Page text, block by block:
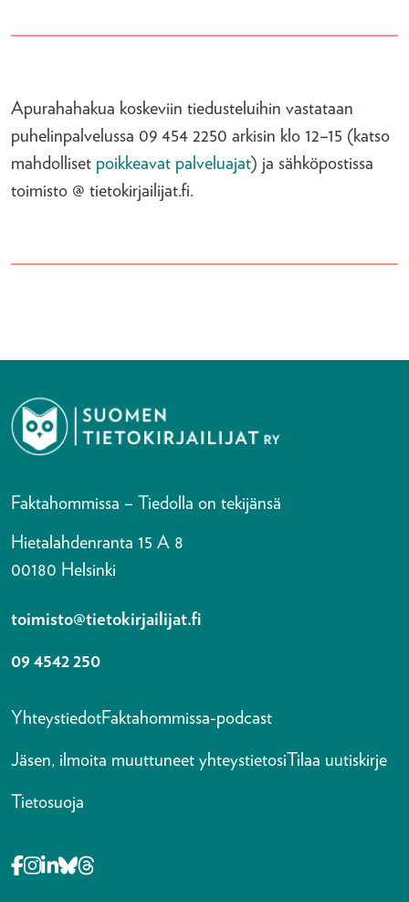
Apurahahakua koskeviin tiedusteluihin vastataan
puhelinpalvelussa 09 454 2250 arkisin klo 12–15 (katso
mahdolliset poikkeavat palveluajat) ja sähköpostissa
toimisto @ tietokirjailijat.fi.
Faktahommissa – Tiedolla on tekijänsä
Hietalahdenranta 15 A 8
00180 Helsinki
toimisto@tietokirjailijat.fi
09 4542 250
YhteystiedotFaktahommissa-podcast
Jäsen, ilmoita muuttuneet yhteystietosi Tilaa uutiskirje
Tietosuoja
Opens in a new tab Facebook-f
Opens in a new tab Instagram
Opens in a new tab Linkedin-in
Opens in a new tab Bluesky